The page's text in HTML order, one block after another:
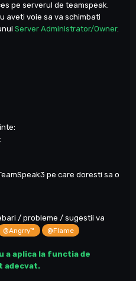
pe serverul de teamspeak.
aveti voie sa va schimbati
Server Administrator/Owner.
:
pe care doresti sa o
/ probleme / sugestii va
@Angrry™
@Flame
a aplica la functia de
adecvat.